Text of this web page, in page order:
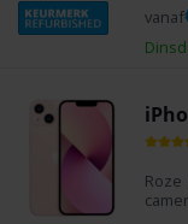
vanaf
Roze